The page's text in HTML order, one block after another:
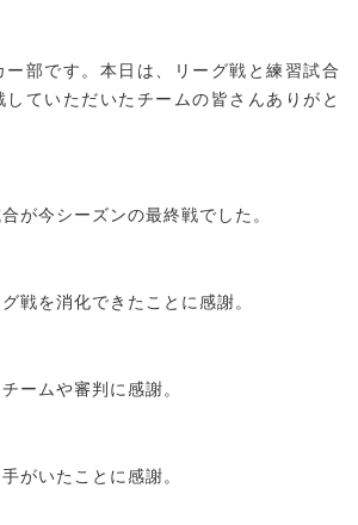
ー部です。本日は、リーグ戦と練習試合
していただいたチームの皆さんありがと
が今シーズンの最終戦でした。
戦を消化できたことに感謝。
ームや審判に感謝。
がいたことに感謝。